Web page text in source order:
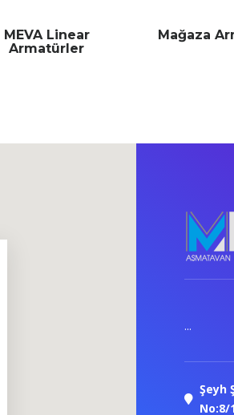
Mağaza Armatürleri
...
Şeyh